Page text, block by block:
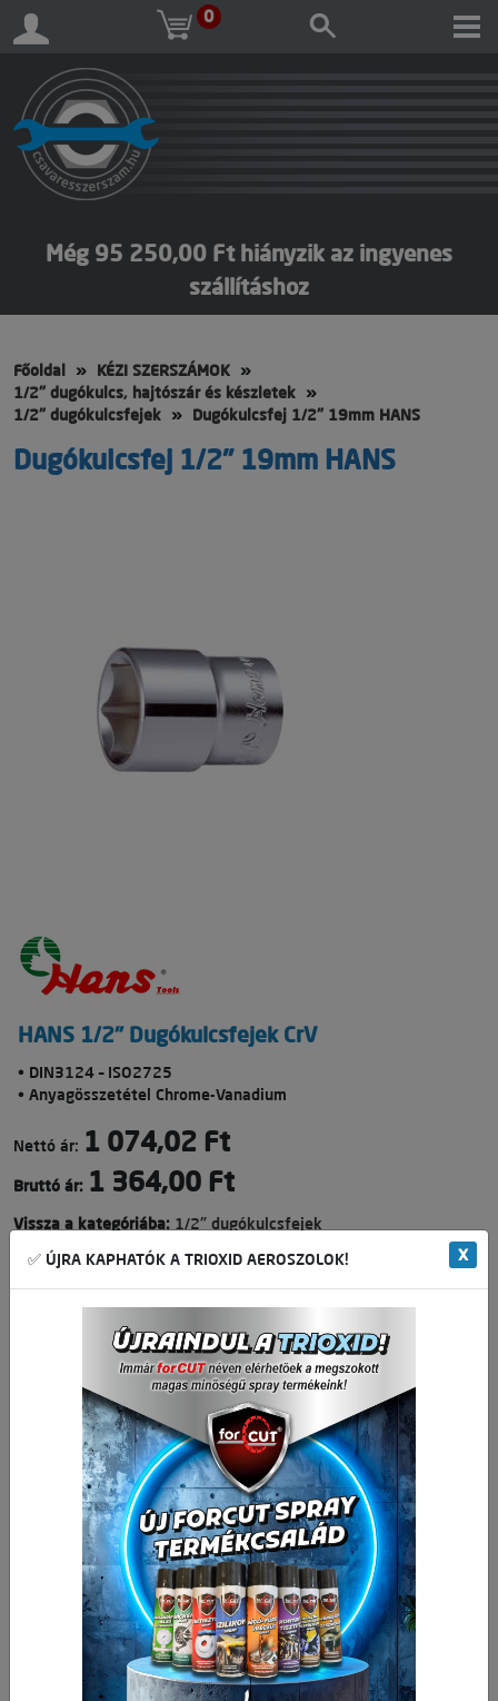
0
Még 95 250,00 Ft hiányzik az ingyenes
szállításhoz
Főoldal
KÉZI SZERSZÁMOK
1/2" dugókulcs, hajtószár és készletek
1/2" dugókulcsfejek
Dugókulcsfej 1/2" 19mm HANS
Dugókulcsfej 1/2" 19mm HANS
HANS 1/2" Dugókulcsfejek CrV
• DIN3124 – ISO2725
• Anyagösszetétel Chrome-Vanadium
Nettó ár: 1 074,02 Ft
Bruttó ár: 1 364,00 Ft
Vissza a kategóriába: 1/2" dugókulcsfejek
Mennyiség
+ db Kosárba
040103-0023
Kapcsolódó termékek
✅ ÚJRA KAPHATÓK A TRIOXID AEROSZOLOK! X